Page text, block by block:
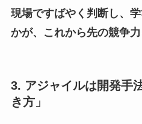
現場ですばやく判断し、
かが、これから先の競争
3. アジャイルは開発手
き方」